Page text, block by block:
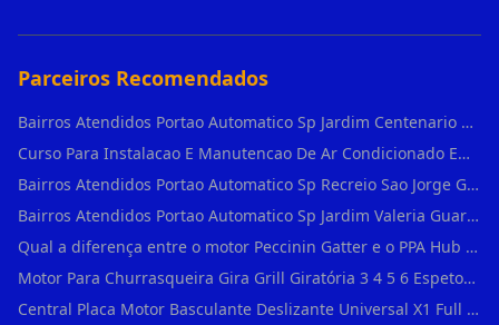
Parceiros Recomendados
Bairros Atendidos Portao Automatico Sp Jardim Centenario Guarulhos Sp Motor Para Portao Automatico Eletronico
Curso Para Instalacao E Manutencao De Ar Condicionado Em Sao Paulo
Bairros Atendidos Portao Automatico Sp Recreio Sao Jorge Guarulhos Sp Motor Para Portao Automatico Eletronico
Bairros Atendidos Portao Automatico Sp Jardim Valeria Guarulhos Sp Motor Para Portao Automatico Eletronico
Qual a diferença entre o motor Peccinin Gatter e o PPA Hub em Vila Romana?
Motor Para Churrasqueira Gira Grill Giratória 3 4 5 6 Espetos Gme Maxtorque Bivo em Cidade Dutra
Central Placa Motor Basculante Deslizante Universal X1 Full Range 433mhz em Vila Prudente